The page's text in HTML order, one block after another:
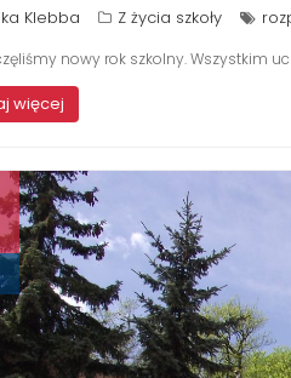
Klebba Z życia szkoły
nowy rok szkolny. Wszystkim
więcej